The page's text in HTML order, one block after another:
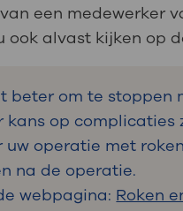
een medewerker
ook alvast kijken op
beter om te
op complicaties
uw operatie met
na de operatie.
webpagina: Roken